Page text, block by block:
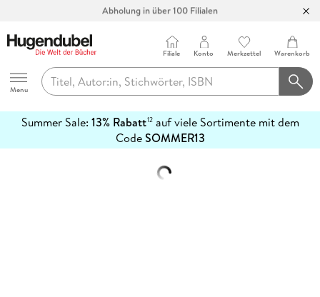
Abholung in über 100 Filialen
Hugendubel
Menu
Filiale Konto Merkzettel Warenkorb
Summer Sale: 13% Rabatt12auf viele Sortimente mit dem
CodeSOMMER13
erfahren